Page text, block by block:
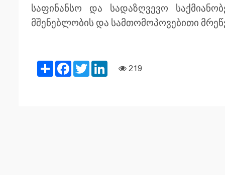
საფინანსო და სადაზღვევო
მშენებლობის და სამთომოპოვებითი
ShareFacebook
TwitterLinkedIn
219